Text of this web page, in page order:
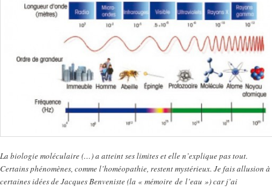
La biologie moléculaire (…) a atteint ses limites et elle n’explique pas tout.
Certains phénomènes, comme l’homéopathie, restent mystérieux. Je fais allusion à
certaines idées de Jacques Benveniste (la « mémoire de l’eau ») car j’ai